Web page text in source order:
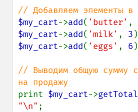
$my_cart->add( 'butter' ,
$my_cart->add( 'milk' , 3
$my_cart->add( 'eggs' , 6
// Выводим общую сумму
print $my_cart->getTotal
"\n"